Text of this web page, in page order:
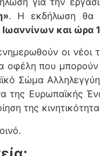
. Η εκδήλωση θα
Ιωαννίνων και ώρα
οι νέοι
οφέλη που
Σώμα
της Ευρωπαϊκής
της